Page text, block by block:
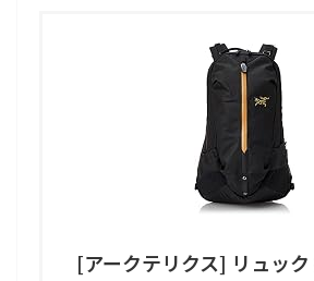
[アークテリクス] リュッ